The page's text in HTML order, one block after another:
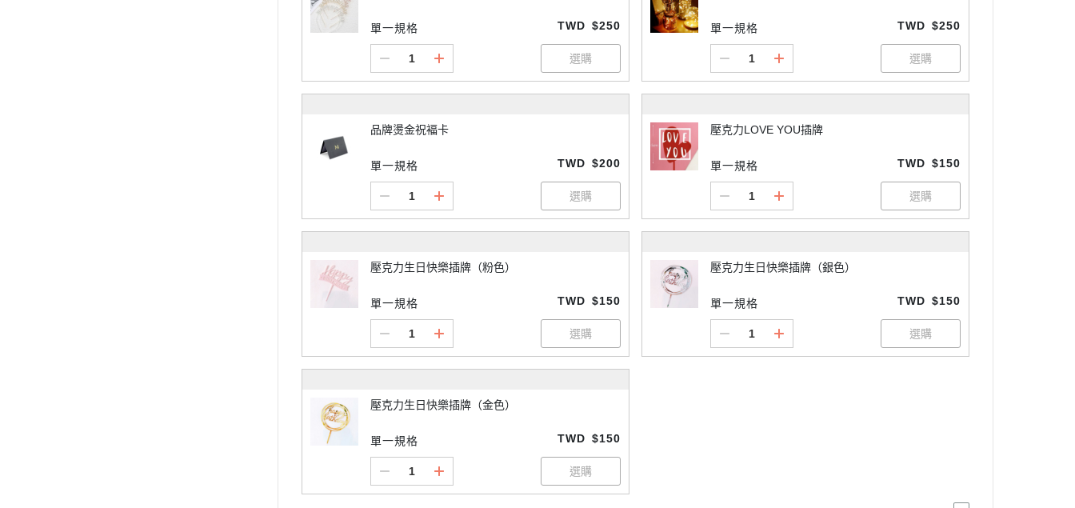
單一規格 TWD $250 單一規格 TWD $250
品牌燙金祝褔卡
單一規格 TWD $200
壓克力LOVE YOU插牌
單一規格 TWD $150
壓克力生日快樂插牌（粉色）
單一規格 TWD $150
壓克力生日快樂插牌（銀色）
單一規格 TWD $150
壓克力生日快樂插牌（金色）
單一規格 TWD $150